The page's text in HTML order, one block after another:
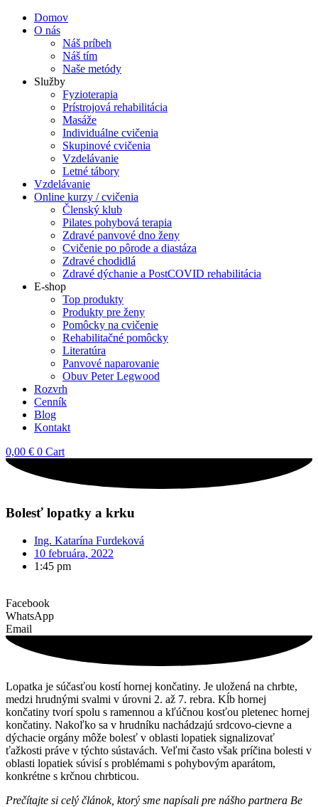
Domov
O nás
Náš príbeh
Náš tím
Naše metódy
Služby
Fyzioterapia
Prístrojová rehabilitácia
Masáže
Individuálne cvičenia
Skupinové cvičenia
Vzdelávanie
Letné tábory
Vzdelávanie
Online kurzy / cvičenia
Členský klub
Pilates pohybová terapia
Zdravé panvové dno ženy
Cvičenie po pôrode a diastáza
Zdravé chodidlá
Zdravé dýchanie a PostCOVID rehabilitácia
E-shop
Top produkty
Produkty pre ženy
Pomôcky na cvičenie
Rehabilitačné pomôcky
Literatúra
Panvové naparovanie
Obuv Peter Legwood
Rozvrh
Cenník
Blog
Kontakt
0,00 € 0 Cart
Bolesť lopatky a krku
Ing. Katarína Furdeková
10 februára, 2022
1:45 pm
Facebook
WhatsApp
Email
Lopatka je súčasťou kostí hornej končatiny. Je uložená na chrbte,
medzi hrudnými svalmi v úrovni 2. až 7. rebra. Kĺb hornej
končatiny tvorí spolu s ramennou a kľúčnou kosťou pletenec hornej
končatiny. Nakoľko sa v hrudníku nachádzajú srdcovo-cievne a
dýchacie orgány môže bolesť v oblasti lopatiek signalizovať
ťažkosti práve v týchto sústavách. Veľmi často však príčina bolesti v
oblasti lopatiek súvisí s problémami s pohybovým aparátom,
konkrétne s krčnou chrbticou.
Prečítajte si celý článok, ktorý sme napísali pre nášho partnera Be